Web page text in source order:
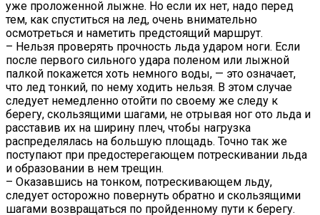
уже проложенной лыжне. Но если их нет, надо перед
тем, как спуститься на лед, очень внимательно
осмотреться и наметить предстоящий маршрут.
– Нельзя проверять прочность льда ударом ноги. Если
после первого сильного удара поленом или лыжной
палкой покажется хоть немного воды, — это означает,
что лед тонкий, по нему ходить нельзя. В этом случае
следует немедленно отойти по своему же следу к
берегу, скользящими шагами, не отрывая ног ото льда и
расставив их на ширину плеч, чтобы нагрузка
распределялась на большую площадь. Точно так же
поступают при предостерегающем потрескивании льда
и образовании в нем трещин.
– Оказавшись на тонком, потрескивающем льду,
следует осторожно повернуть обратно и скользящими
шагами возвращаться по пройденному пути к берегу.